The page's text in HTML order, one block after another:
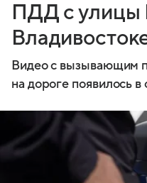
ПДД с улицы
Видео с вызывающим
на дороге появилось в